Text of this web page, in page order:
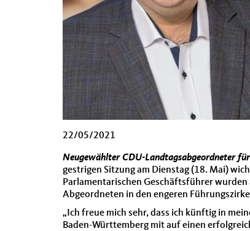
22/05/2021
Neugewählter CDU-Landtagsabgeordneter
gestrigen Sitzung am Dienstag (18. Mai)
Parlamentarischen Geschäftsführer
Abgeordneten in den engeren
„Ich freue mich sehr, dass ich künftig in
Baden-Württemberg mit auf einen